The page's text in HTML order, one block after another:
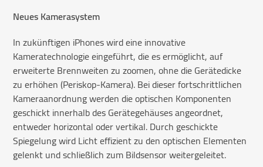
Neues Kamerasystem
In zukünftigen iPhones wird eine innovative
Kameratechnologie eingeführt, die es ermöglicht, auf
erweiterte Brennweiten zu zoomen, ohne die Gerätedicke
zu erhöhen (Periskop-Kamera). Bei dieser fortschrittlichen
Kameraanordnung werden die optischen Komponenten
geschickt innerhalb des Gerätegehäuses angeordnet,
entweder horizontal oder vertikal. Durch geschickte
Spiegelung wird Licht effizient zu den optischen Elementen
gelenkt und schließlich zum Bildsensor weitergeleitet.